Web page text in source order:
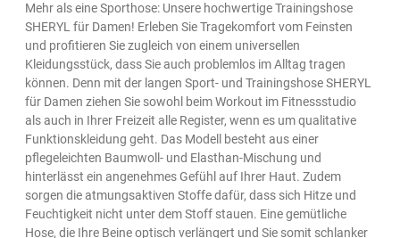
Mehr als eine Sporthose: Unsere hochwertige Trainingshose
SHERYL für Damen! Erleben Sie Tragekomfort vom Feinsten
und profitieren Sie zugleich von einem universellen
Kleidungsstück, dass Sie auch problemlos im Alltag tragen
können. Denn mit der langen Sport- und Trainingshose SHERYL
für Damen ziehen Sie sowohl beim Workout im Fitnessstudio
als auch in Ihrer Freizeit alle Register, wenn es um qualitative
Funktionskleidung geht. Das Modell besteht aus einer
pflegeleichten Baumwoll- und Elasthan-Mischung und
hinterlässt ein angenehmes Gefühl auf Ihrer Haut. Zudem
sorgen die atmungsaktiven Stoffe dafür, dass sich Hitze und
Feuchtigkeit nicht unter dem Stoff stauen. Eine gemütliche
Hose, die Ihre Beine optisch verlängert und Sie somit schlanker